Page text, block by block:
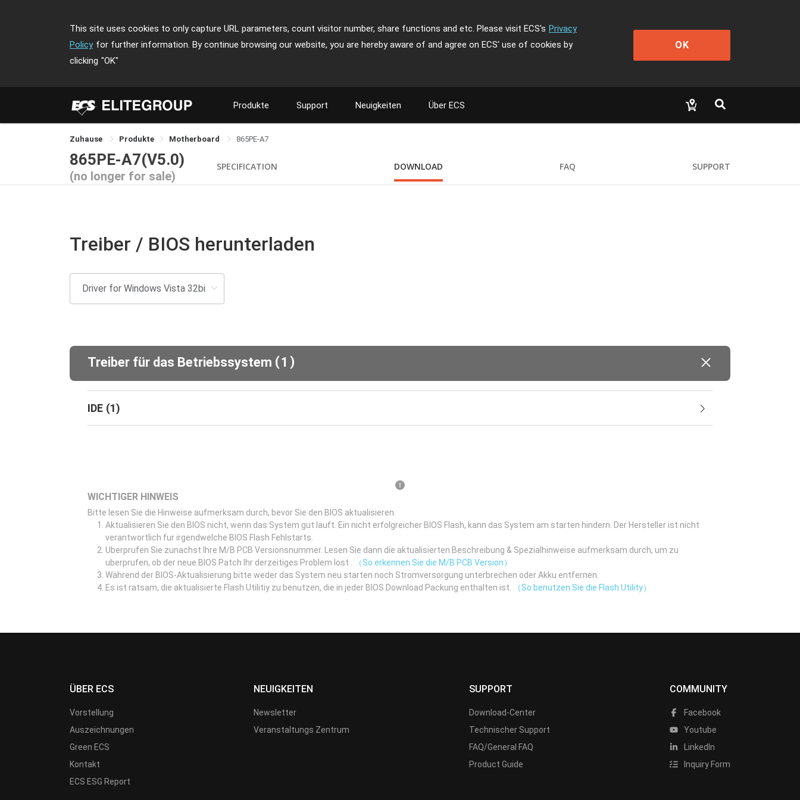
This site uses cookies to only capture URL parameters, count visitor number, share functions and etc. Please visit ECS's Privacy
Policy for further information. By continue browsing our website, you are hereby aware of and agree on ECS' use of cookies by
clicking "OK"
OK
Produkte Support Neuigkeiten Über ECS
Zuhause Produkte Motherboard 865PE-A7
865PE-A7(V5.0)
(no longer for sale)
SPECIFICATION DOWNLOAD FAQ SUPPORT
Treiber / BIOS herunterladen
Treiber für das Betriebssystem (1 )
IDE (1)
WICHTIGER HINWEIS
Bitte lesen Sie die Hinweise aufmerksam durch, bevor Sie den BIOS aktualisieren.
Aktualisieren Sie den BIOS nicht, wenn das System gut lauft. Ein nicht erfolgreicher BIOS Flash, kann das System am starten hindern. Der Hersteller ist nicht
verantwortlich fur irgendwelche BIOS Flash Fehlstarts.
Uberprufen Sie zunachst Ihre M/B PCB Versionsnummer. Lesen Sie dann die aktualisierten Beschreibung & Spezialhinweise aufmerksam durch, um zu
uberprufen, ob der neue BIOS Patch Ihr derzeitiges Problem lost .
（So erkennen Sie die M/B PCB Version）
Während der BIOS-Aktualisierung bitte weder das System neu starten noch Stromversorgung unterbrechen oder Akku entfernen.
Es ist ratsam, die aktualisierte Flash Utilitiy zu benutzen, die in jeder BIOS Download Packung enthalten ist.
（So benutzen Sie die Flash Utility）
ÜBER ECS
Vorstellung
Auszeichnungen
Green ECS
Kontakt
ECS ESG Report
NEUIGKEITEN
Newsletter
Veranstaltungs Zentrum
SUPPORT
Download-Center
Technischer Support
FAQ/General FAQ
Product Guide
COMMUNITY
Facebook
Youtube
LinkedIn
Inquiry Form